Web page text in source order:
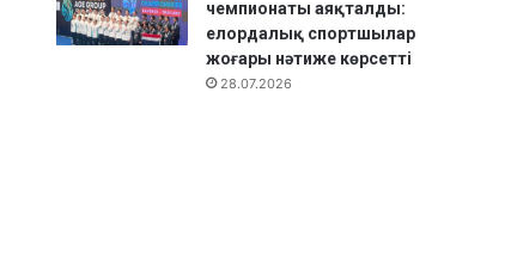
чемпионаты аяқталды:
елордалық спортшылар
жоғары нәтиже көрсетті
28.07.2026